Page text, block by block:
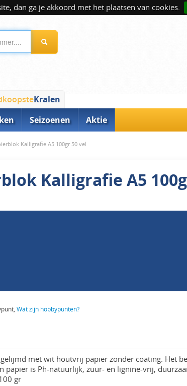
dan ga je akkoord met het plaatsen van cookies.
Kralen
Seizoenen Aktie
Kalligrafie A5 100gr 50 vel
Kalligrafie A5
Wat zijn hobbypunten?
met wit houtvrij papier zonder coating. Het
papier is Ph-natuurlijk, zuur- en lignine-vrij,
gr